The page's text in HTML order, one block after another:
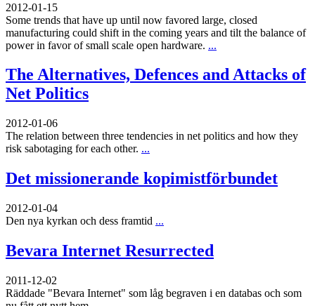
2012-01-15
Some trends that have up until now favored large, closed
manufacturing could shift in the coming years and tilt the balance of
power in favor of small scale open hardware. ...
The Alternatives, Defences and Attacks of
Net Politics
2012-01-06
The relation between three tendencies in net politics and how they
risk sabotaging for each other. ...
Det missionerande kopimistförbundet
2012-01-04
Den nya kyrkan och dess framtid ...
Bevara Internet Resurrected
2011-12-02
Räddade "Bevara Internet" som låg begraven i en databas och som